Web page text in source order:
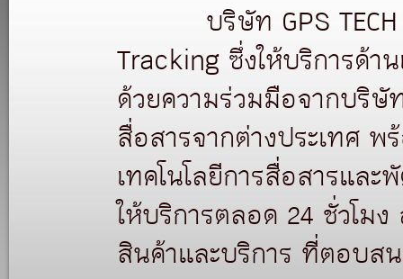
บริษัท GPS TECH เ
Tracking ซึ่งให้บริการด้า
ด้วยความร่วมมือจากบริษั
สื่อสารจากต่างประเทศ
เทคโนโลยีการสื่อสารแล
ให้บริการตลอด 24 ชั่วโม
สินค้าและบริการ ที่ตอบส